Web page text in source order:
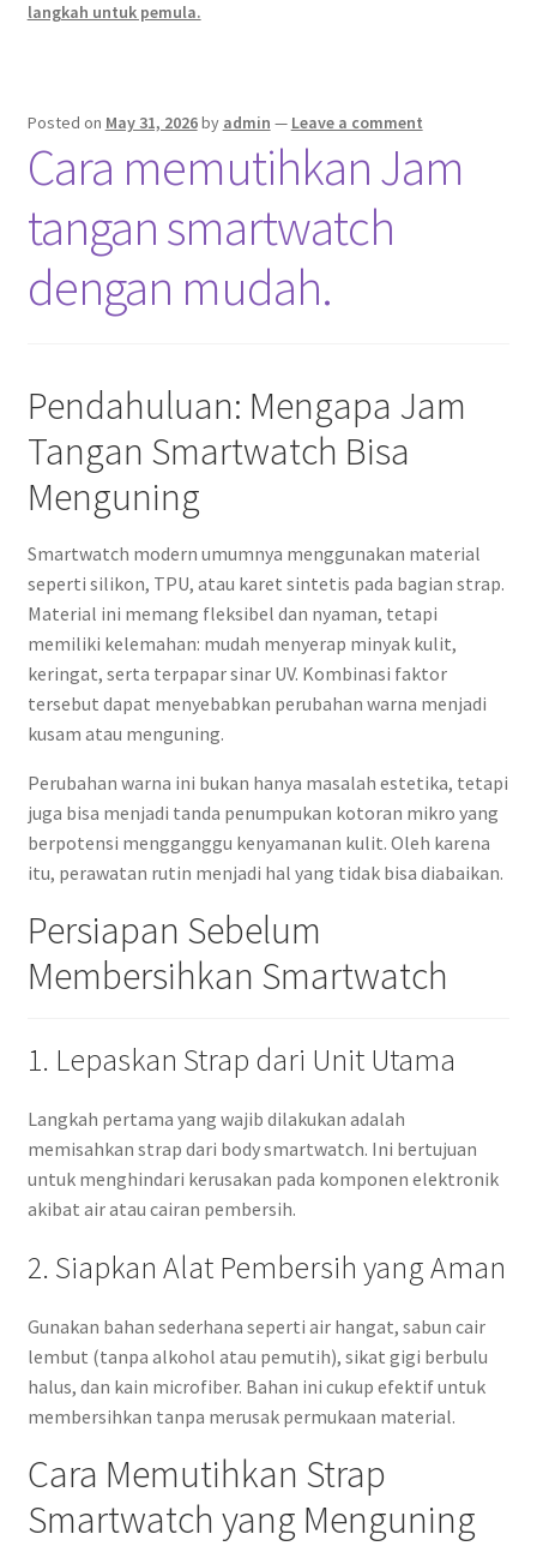
langkah untuk pemula.
Posted on May 31, 2026by admin — Leave a comment
Cara memutihkan Jam
tangan smartwatch
dengan mudah.
Pendahuluan: Mengapa Jam
Tangan Smartwatch Bisa
Menguning
Smartwatch modern umumnya menggunakan material
seperti silikon, TPU, atau karet sintetis pada bagian strap.
Material ini memang fleksibel dan nyaman, tetapi
memiliki kelemahan: mudah menyerap minyak kulit,
keringat, serta terpapar sinar UV. Kombinasi faktor
tersebut dapat menyebabkan perubahan warna menjadi
kusam atau menguning.
Perubahan warna ini bukan hanya masalah estetika, tetapi
juga bisa menjadi tanda penumpukan kotoran mikro yang
berpotensi mengganggu kenyamanan kulit. Oleh karena
itu, perawatan rutin menjadi hal yang tidak bisa diabaikan.
Persiapan Sebelum
Membersihkan Smartwatch
1. Lepaskan Strap dari Unit Utama
Langkah pertama yang wajib dilakukan adalah
memisahkan strap dari body smartwatch. Ini bertujuan
untuk menghindari kerusakan pada komponen elektronik
akibat air atau cairan pembersih.
2. Siapkan Alat Pembersih yang Aman
Gunakan bahan sederhana seperti air hangat, sabun cair
lembut (tanpa alkohol atau pemutih), sikat gigi berbulu
halus, dan kain microfiber. Bahan ini cukup efektif untuk
membersihkan tanpa merusak permukaan material.
Cara Memutihkan Strap
Smartwatch yang Menguning